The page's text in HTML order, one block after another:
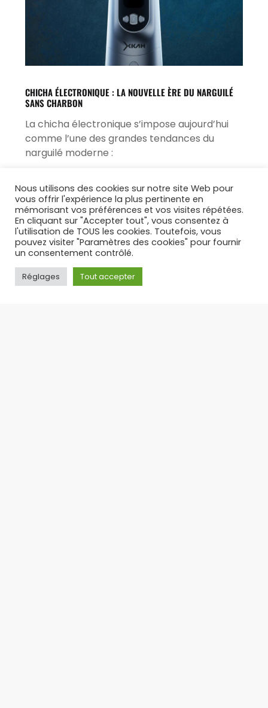
CHICHA ÉLECTRONIQUE : LA NOUVELLE ÈRE DU NARGUILÉ
SANS CHARBON
La chicha électronique s’impose aujourd’hui
comme l’une des grandes tendances du
narguilé moderne :
Nous utilisons des cookies sur notre site Web pour
vous offrir l'expérience la plus pertinente en
mémorisant vos préférences et vos visites répétées.
En cliquant sur "Accepter tout", vous consentez à
l'utilisation de TOUS les cookies. Toutefois, vous
pouvez visiter "Paramètres des cookies" pour fournir
un consentement contrôlé.
Réglages Tout accepter